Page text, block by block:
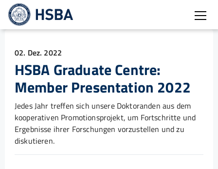
02. Dez. 2022
HSBA Graduate Centre:
Member Presentation 2022
Jedes Jahr treffen sich unsere Doktoranden aus dem
kooperativen Promotionsprojekt, um Fortschritte und
Ergebnisse ihrer Forschungen vorzustellen und zu
diskutieren.